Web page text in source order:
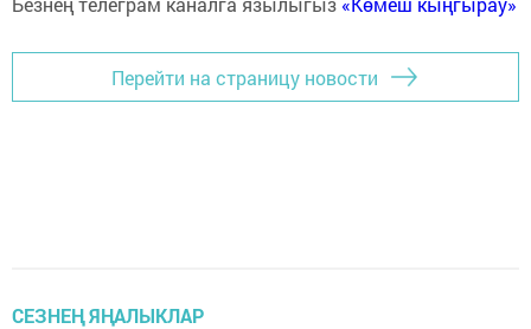
Перейти на страницу новости
СЕЗНЕҢ ЯҢАЛЫКЛАР